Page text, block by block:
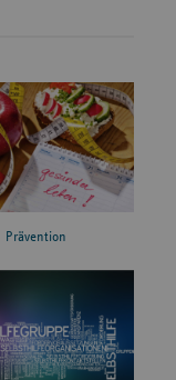
Prävention